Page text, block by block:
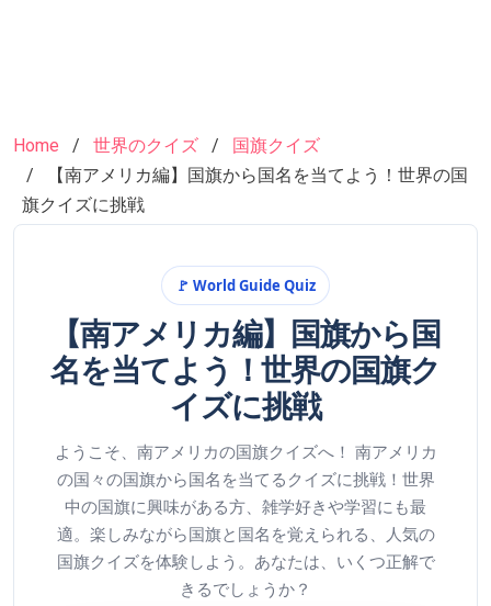
Home 世界のクイズ
国旗クイズ
【南アメリカ編】国旗から国名を当てよう！世界の国
旗クイズに挑戦
🚩 World Guide Quiz
【南アメリカ編】国旗から国
名を当てよう！世界の国旗ク
イズに挑戦
ようこそ、南アメリカの国旗クイズへ！ 南アメリカ
の国々の国旗から国名を当てるクイズに挑戦！世界
中の国旗に興味がある方、雑学好きや学習にも最
適。楽しみながら国旗と国名を覚えられる、人気の
国旗クイズを体験しよう。あなたは、いくつ正解で
きるでしょうか？